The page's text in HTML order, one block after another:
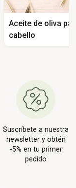
Aceite de oliva
cabello
Suscríbete a nuestra
newsletter y obtén
-5% en tu primer
pedido